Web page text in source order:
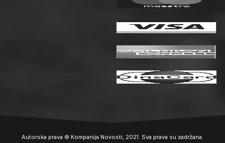
Autorska prava © Kompanija Novosti, 2021. Sva prava su zadržana.